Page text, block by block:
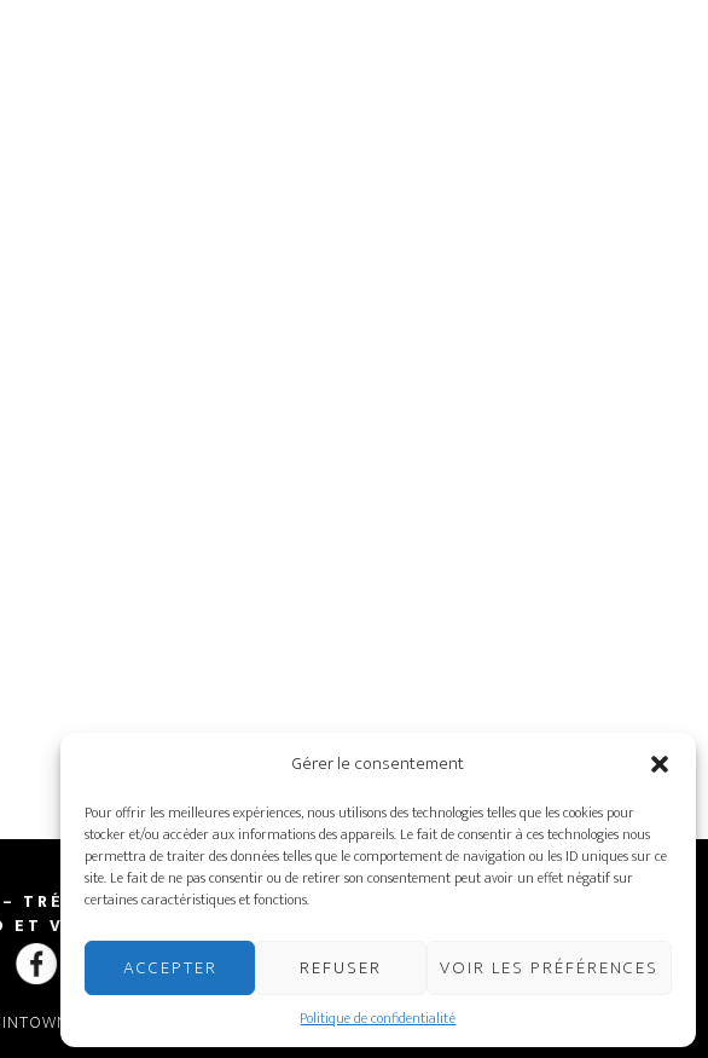
Gérer le consentement
Pour offrir les meilleures expériences, nous utilisons des technologies telles que les cookies pour
stocker et/ou accéder aux informations des appareils. Le fait de consentir à ces technologies nous
permettra de traiter des données telles que le comportement de navigation ou les ID uniques sur ce
site. Le fait de ne pas consentir ou de retirer son consentement peut avoir un effet négatif sur
certaines caractéristiques et fonctions.
ACCEPTER REFUSER VOIR LES PRÉFÉRENCES
Politique de confidentialité
TRÉPIEDS
ORDINATEURS – MONITEURS
VIDÉO
ENGLISH